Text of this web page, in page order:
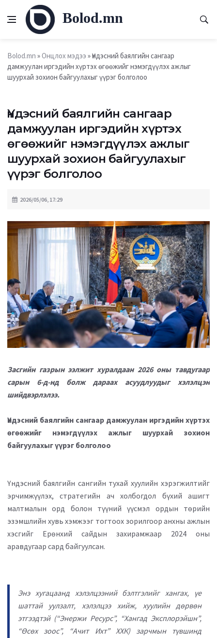
Bolod.mn
Bolod.mn »Онцлох мэдээ » Үндэсний баялгийн сангаар
дамжуулан иргэдийн хүртэх өгөөжийг нэмэгдүүлэх ажлыг
шуурхай зохион байгуулахыг үүрэг болголоо
Үндэсний баялгийн сангаар
дамжуулан иргэдийн хүртэх
өгөөжийг нэмэгдүүлэх ажлыг
шуурхай зохион байгуулахыг
үүрэг болголоо
2026/05/06, 17:29
Засгийн газрын ээлжит хуралдаан 2026 оны тавдугаар
сарын 6-д-нд болж дараах асуудлуудыг хэлэлцэн
шийдвэрлэлээ.
Үндэсний баялгийн сангаар дамжуулан иргэдийн хүртэх
өгөөжийг нэмэгдүүлэх ажлыг шуурхай зохион
байгуулахыг үүрэг болголоо
Үндэсний баялгийн сангийн тухай хуулийн хэрэгжилтийг
эрчимжүүлэх, стратегийн ач холбогдол бүхий ашигт
малтмалын орд болон түүний үүсмэл ордын төрийн
эзэмшлийн хувь хэмжээг тогтоох зорилгоор анхны ажлын
хэсгийг Ерөнхий сайдын захирамжаар 2024 оны
аравдугаар сард байгуулсан.
Энэ хугацаанд хэлэлцээний бэлтгэлийг хангах, үе
шаттай уулзалт, хэлэлцээ хийж, хуулийн дөрвөн
этгээдтэй (“Энержи Ресурс”, “Хангад Эксплорэйшн”,
“Өсөх зоос”, “Ачит Ихт” ХХК) зарчмын түвшинд